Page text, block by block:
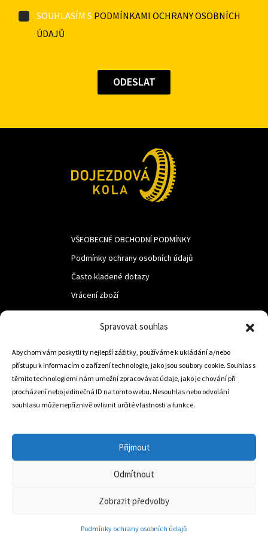
Spravovat souhlas
Abychom vám poskytli ty nejlepší zážitky, používáme k ukládání a/nebo
přístupu k informacím o zařízení technologie, jako jsou soubory cookie. Souhlas s
těmito technologiemi nám umožní zpracovávat údaje, jako je chování při
procházení nebo jedinečná ID na tomto webu. Nesouhlas nebo odvolání
souhlasu může nepříznivě ovlivnit určité vlastnosti a funkce.
Přijmout
Odmítnout
Zobrazit předvolby
Podmínky ochrany osobních údajů
SOUHLASÍM S PODMÍNKAMI OCHRANY OSOBNÍCH
ÚDAJŮ
VŠEOBECNÉ OBCHODNÍ PODMÍNKY
Podmínky ochrany osobních údajů
Často kladené dotazy
Vrácení zboží
LUF s.r.o.
Nám. M.R.Štefanika 518,
Trstená 02801
info@dojezdovakola.com